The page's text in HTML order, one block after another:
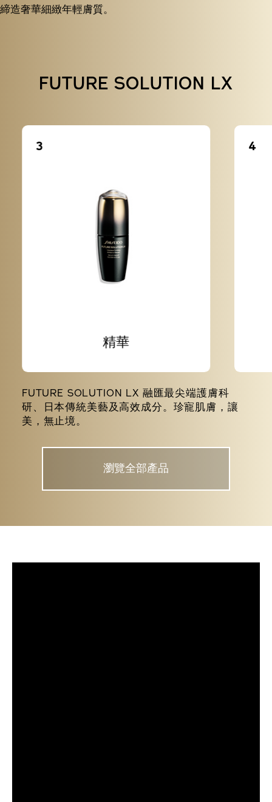
締造奢華細緻年輕膚質。
FUTURE SOLUTION LX
3
精華
4
FUTURE SOLUTION LX 融匯最尖端護膚科
研、日本傳統美藝及高效成分。珍寵肌膚，讓
美，無止境。
瀏覽全部產品